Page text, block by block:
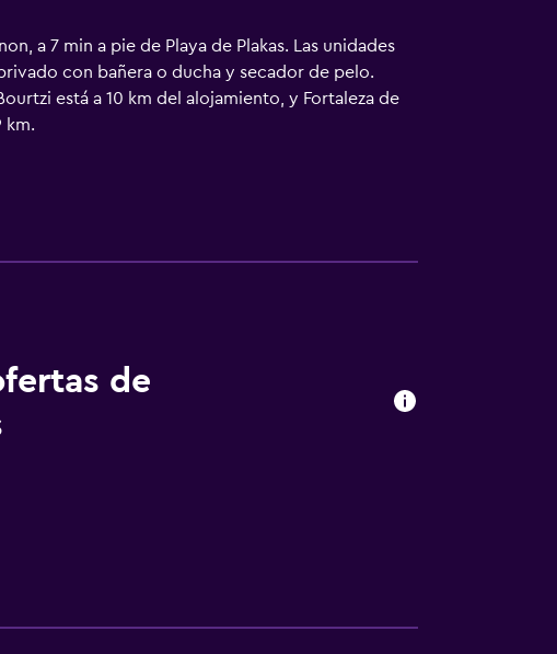
a 7 min a pie de Playa de Plakas. Las unidades
con bañera o ducha y secador de pelo.
está a 10 km del alojamiento, y Fortaleza de
km.
de